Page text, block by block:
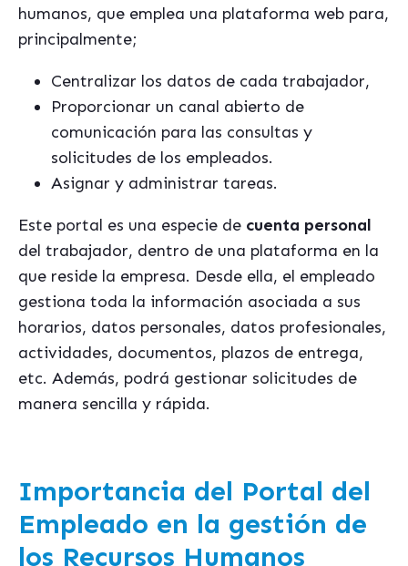
humanos, que emplea una plataforma web para,
principalmente;
Centralizar los datos de cada trabajador,
Proporcionar un canal abierto de
comunicación para las consultas y
solicitudes de los empleados.
Asignar y administrar tareas.
Este portal es una especie de cuenta personal
del trabajador, dentro de una plataforma en la
que reside la empresa. Desde ella, el empleado
gestiona toda la información asociada a sus
horarios, datos personales, datos profesionales,
actividades, documentos, plazos de entrega,
etc. Además, podrá gestionar solicitudes de
manera sencilla y rápida.
Importancia del Portal del
Empleado en la gestión de
los Recursos Humanos